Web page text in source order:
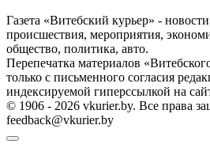
Газета «Витебский курьер» -
происшествия, мероприятия,
общество, политика, авто.
Перепечатка материалов
только с письменного согласия
индексируемой гиперссылкой на
© 1906 - 2026 vkurier.by. Все права
feedback@vkurier.by